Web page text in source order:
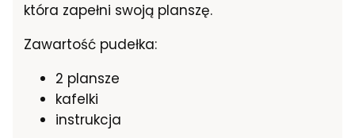
która zapełni swoją planszę.
Zawartość pudełka:
2 plansze
kafelki
instrukcja